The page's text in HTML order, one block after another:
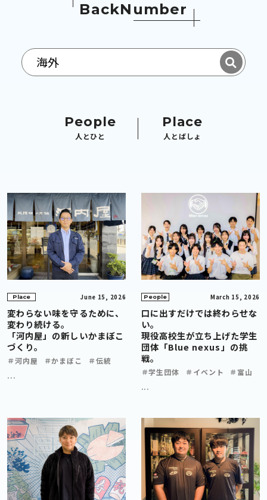
BackN umber
People
人とひと
Place
人とばしょ
Place June 15, 2026
変わらない味を守るために、
変わり続ける。
「河内屋」の新しいかまぼこ
づくり。
＃河内屋 ＃かまぼこ
＃伝統
...
People March 15, 2026
口に出すだけでは終わらせな
い。
現役高校生が立ち上げた学生
団体「Blue nexus」の挑
戦。
＃学生団体 ＃イベント
＃富山
...